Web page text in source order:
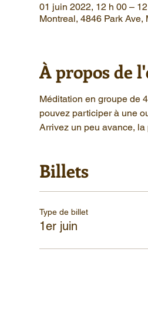
01 juin 2022, 12 h 00 –
Montreal, 4846 Park
À propos de
Méditation en groupe de
pouvez participer à une
Arrivez un peu avance,
Billets
Type de billet
1er juin